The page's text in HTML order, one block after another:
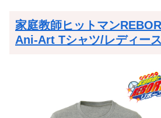
家庭教師ヒットマン
Ani-Art Tシャツ/レディー